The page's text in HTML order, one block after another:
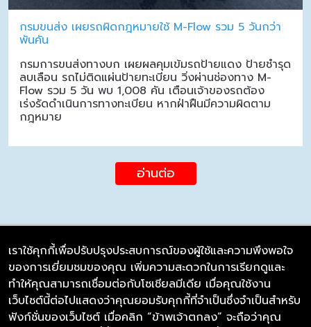
กรมขนส่ง เผยรถผิดกฎหมายใช้ M-Flow รวม 5 วันกว่า
พันคัน
กรมการขนส่งทางบก เผยผลคุมเข้มรถป้ายแดง ป้ายชำรุด
ลบเลือน รถไม่ติดแผ่นป้ายทะเบียน วิ่งผ่านช่องทาง M-
Flow รวม 5 วัน พบ 1,008 คัน เตือนเจ้าของรถต้อง
เร่งรัดดำเนินการทางทะเบียน หากฝ่าฝืนมีความผิดตาม
กฎหมาย
อ่านต่อ
บริษัท ซิมลิงค์ จำกัด
98/226 Bangrakyai-Baanmai Road,
Bangyai, Nonthaburi 11140
เราใช้คุกกี้เพื่อปรับปรุงประสบการณ์ของผู้ใช้และความพึงพอใจ
ของการเยี่ยมชมของคุณ เพิ่มความสะดวกในการเรียกดูและ
ทำให้คุณสามารถเชื่อมต่อกับโซเชียลมีเดีย เมื่อคุณใช้งาน
เว็บไซต์นี้ต่อไปแสดงว่าคุณยอมรับคุกกี้ที่จำเป็นซึ่งจำเป็นสำหรับ
ฟังก์ชั่นของเว็บไซต์ เมื่อคลิก “ข้าพเจ้าตกลง” จะถือว่าคุณ